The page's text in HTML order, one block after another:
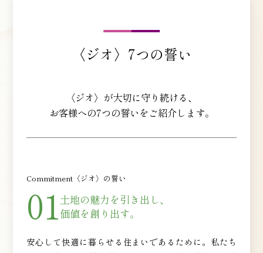
〈ジオ〉7つの誓い
〈ジオ〉が大切に守り続ける、
お客様への7つの誓いをご紹介します。
Commitment〈ジオ〉の誓い
01 土地の魅力を引き出し、
価値を創り出す。
安心して快適に暮らせる住まいであるために。私たち